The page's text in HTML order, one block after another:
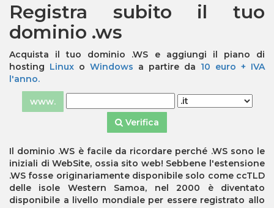
Registra subito il tuo
dominio .ws
Acquista il tuo dominio .WS e aggiungi il piano di
hosting Linux o Windows a partire da 10 euro + IVA
l'anno.
www.
Verifica
Il dominio .WS è facile da ricordare perché .WS sono le
iniziali di WebSite, ossia sito web! Sebbene l'estensione
.WS fosse originariamente disponibile solo come ccTLD
delle isole Western Samoa, nel 2000 è diventato
disponibile a livello mondiale per essere registrato allo